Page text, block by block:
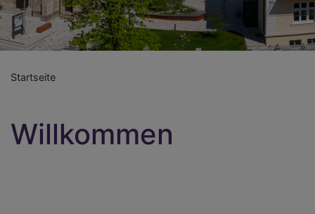
Startseite
Willkommen